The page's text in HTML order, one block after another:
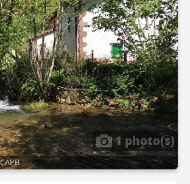
1 photo(s)